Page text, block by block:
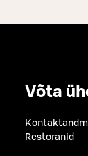
Võta
Restoranid